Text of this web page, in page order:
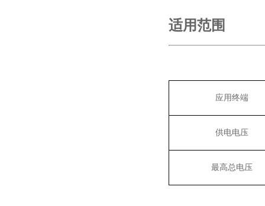
适用范围
应用终端
供电电压
最高总电压